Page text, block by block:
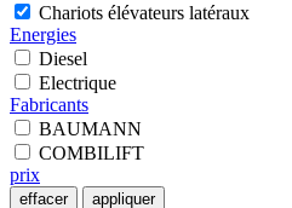
Chariots élévateurs latéraux
Energies
Diesel
Electrique
Fabricants
BAUMANN
COMBILIFT
prix
effacer appliquer